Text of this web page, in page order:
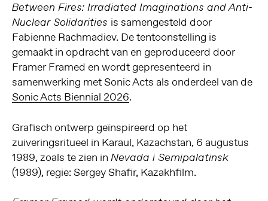
Between Fires: Irradiated Imaginations and Anti-
Nuclear Solidarities is samengesteld door
Fabienne Rachmadiev. De tentoonstelling is
gemaakt in opdracht van en geproduceerd door
Framer Framed en wordt gepresenteerd in
samenwerking met Sonic Acts als onderdeel van de
Sonic Acts Biennial 2026.
Grafisch ontwerp geïnspireerd op het
zuiveringsritueel in Karaul, Kazachstan, 6 augustus
1989, zoals te zien in Nevada i Semipalatinsk
(1989), regie: Sergey Shafir, Kazakhfilm.